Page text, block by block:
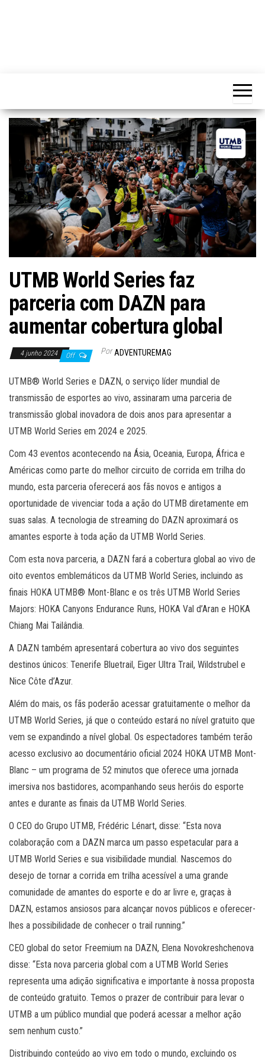
UTMB World Series faz
parceria com DAZN para
aumentar cobertura global
4 junho 2024 Off Por ADVENTUREMAG
UTMB® World Series e DAZN, o serviço líder mundial de
transmissão de esportes ao vivo, assinaram uma parceria de
transmissão global inovadora de dois anos para apresentar a
UTMB World Series em 2024 e 2025.
Com 43 eventos acontecendo na Ásia, Oceania, Europa, África e
Américas como parte do melhor circuito de corrida em trilha do
mundo, esta parceria oferecerá aos fãs novos e antigos a
oportunidade de vivenciar toda a ação do UTMB diretamente em
suas salas. A tecnologia de streaming do DAZN aproximará os
amantes esporte à toda ação da UTMB World Series.
Com esta nova parceria, a DAZN fará a cobertura global ao vivo de
oito eventos emblemáticos da UTMB World Series, incluindo as
finais HOKA UTMB® Mont-Blanc e os três UTMB World Series
Majors: HOKA Canyons Endurance Runs, HOKA Val d’Aran e HOKA
Chiang Mai Tailândia.
A DAZN também apresentará cobertura ao vivo dos seguintes
destinos únicos: Tenerife Bluetrail, Eiger Ultra Trail, Wildstrubel e
Nice Côte d’Azur.
Além do mais, os fãs poderão acessar gratuitamente o melhor da
UTMB World Series, já que o conteúdo estará no nível gratuito que
vem se expandindo a nível global. Os espectadores também terão
acesso exclusivo ao documentário oficial 2024 HOKA UTMB Mont-
Blanc – um programa de 52 minutos que oferece uma jornada
imersiva nos bastidores, acompanhando seus heróis do esporte
antes e durante as finais da UTMB World Series.
O CEO do Grupo UTMB, Frédéric Lénart, disse: “Esta nova
colaboração com a DAZN marca um passo espetacular para a
UTMB World Series e sua visibilidade mundial. Nascemos do
desejo de tornar a corrida em trilha acessível a uma grande
comunidade de amantes do esporte e do ar livre e, graças à
DAZN, estamos ansiosos para alcançar novos públicos e oferecer-
lhes a possibilidade de conhecer o trail running.”
CEO global do setor Freemium na DAZN, Elena Novokreshchenova
disse: “Esta nova parceria global com a UTMB World Series
representa uma adição significativa e importante à nossa proposta
de conteúdo gratuito. Temos o prazer de contribuir para levar o
UTMB a um público mundial que poderá acessar a melhor ação
sem nenhum custo.”
Distribuindo conteúdo ao vivo em todo o mundo, excluindo os